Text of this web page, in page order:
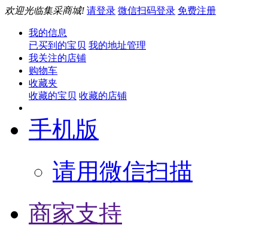
欢迎光临集采商城! 请登录 微信扫码登录 免费注册
我的信息
已买到的宝贝 我的地址管理
我关注的店铺
购物车
收藏夹
收藏的宝贝 收藏的店铺
手机版
请用微信扫描
商家支持